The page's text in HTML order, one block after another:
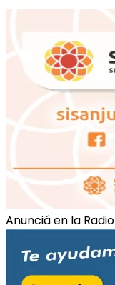
Anunciá en la Radio